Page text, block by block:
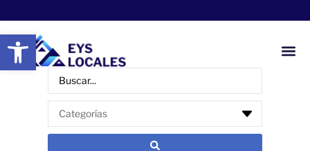
Abrir barra de herramientas